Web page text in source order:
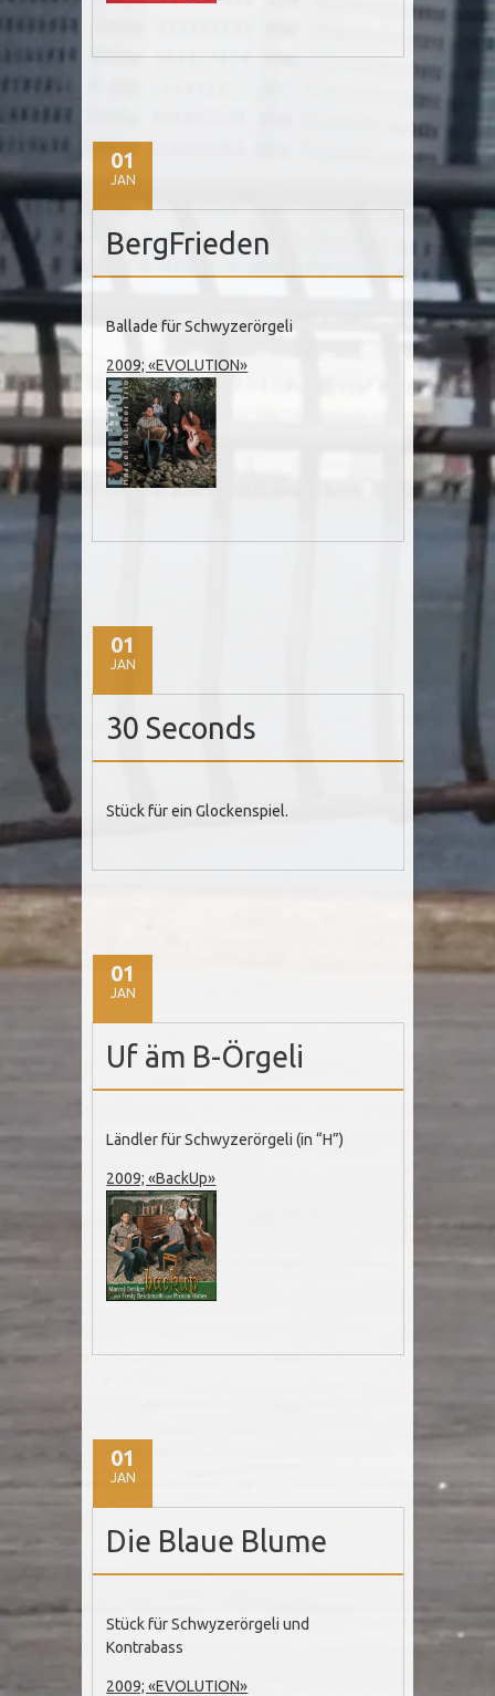
01
JAN
BergFrieden
Ballade für Schwyzerörgeli
2009; «EVOLUTION»
01
JAN
30 Seconds
Stück für ein Glockenspiel.
01
JAN
Uf äm B-Örgeli
Ländler für Schwyzerörgeli (in “H”)
2009; «BackUp»
01
JAN
Die Blaue Blume
Stück für Schwyzerörgeli und
Kontrabass
2009; «EVOLUTION»